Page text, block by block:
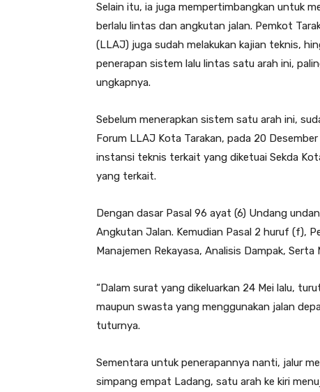
Selain itu, ia juga mempertimbangkan untuk
berlalu lintas dan angkutan jalan. Pemkot
(LLAJ) juga sudah melakukan kajian teknis,
penerapan sistem lalu lintas satu arah ini,
ungkapnya.
Sebelum menerapkan sistem satu arah ini,
Forum LLAJ Kota Tarakan, pada 20
instansi teknis terkait yang diketuai Sekda
yang terkait.
Dengan dasar Pasal 96 ayat (6) Undang
Angkutan Jalan. Kemudian Pasal 2 huruf (f),
Manajemen Rekayasa, Analisis Dampak,
“Dalam surat yang dikeluarkan 24 Mei lalu,
maupun swasta yang menggunakan jalan
tuturnya.
Sementara untuk penerapannya nanti, jalur
simpang empat Ladang, satu arah ke kiri